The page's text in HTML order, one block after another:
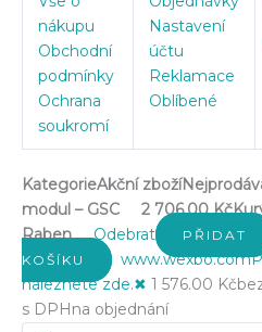
nákupu
Obchodní
podmínky
Ochrana
soukromí
Nastavení
účtu
Reklamace
Oblíbené
KategorieAkční zboží
modul – GSC
2 706.00 Kč
Raben
Odebrat PŘIDAT
KOŠÍKU
www.wexbo.com
naleznete zde.✖ 1 576.00 Kč
s DPH na objednání